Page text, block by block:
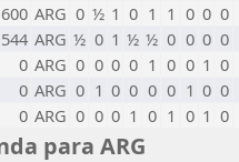
ARG 0 ½ 1 0 1 1 0 0 0
ARG ½ 0 1 ½ ½ 0 0 0 0
0 ARG 0 0 0 0 1 0 0 1 0
0 ARG 0 1 0 0 0 0 1 0 0
0 ARG 0 0 0 1 0 1 0 1 0
para ARG